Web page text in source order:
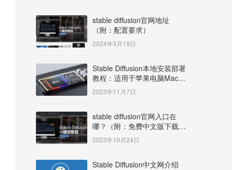
stable diffusion官网地址
（附：配置要求）
2024年3月19日
Stable Diffusion本地安装部署
教程：适用于苹果电脑Mac
OS系统M系列芯片：
MacBook/iMac等
2023年11月7日
stable diffusion官网入口在
哪？（附：免费中文版下载安
装教程）
2023年10月24日
Stable Diffusion中文网介绍